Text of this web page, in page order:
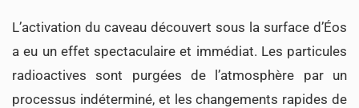
L’activation du caveau découvert sous la surface d’Éos
a eu un effet spectaculaire et immédiat. Les particules
radioactives sont purgées de l’atmosphère par un
processus indéterminé, et les changements rapides de